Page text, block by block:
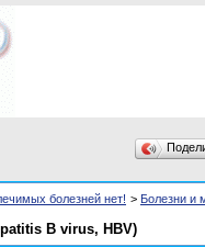
болезней нет! > Болезни и
В virus, HBV)